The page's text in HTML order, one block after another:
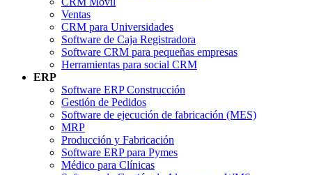
Ventas
CRM para Universidades
Software de Caja Registradora
Software CRM para pequeñas empresas
Herramientas para social CRM
ERP
Software ERP Construcción
Gestión de Pedidos
Software de ejecución de fabricación (MES)
MRP
Producción y Fabricación
Software ERP para Pymes
Médico para Clínicas